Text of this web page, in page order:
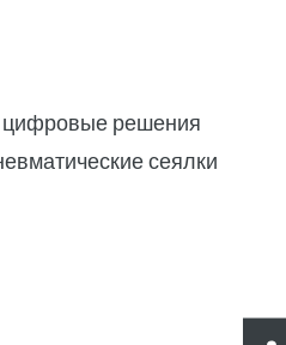
цифровые решения
сеялки